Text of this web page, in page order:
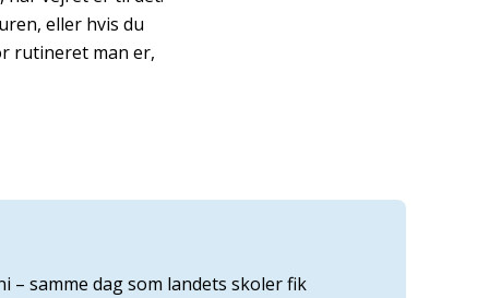
eller hvis du
rutineret man er,
– samme dag som landets skoler fik